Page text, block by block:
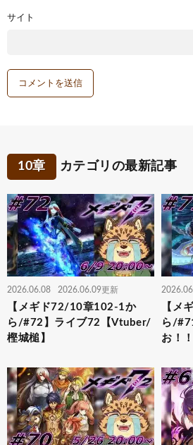
サイト
10章 カテゴリの最新記事
2026.06.08 2026.06.09更新
【メギド72/10章102-1か
ら/#72】ライブ72【Vtuber/
樫城槌】
【メ
ら/
お！